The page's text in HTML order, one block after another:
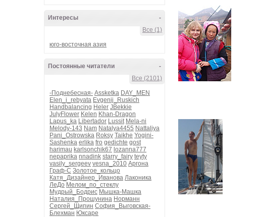
-
Интересы
Все (1)
юго-восточная азия
-
Постоянные читатели
Все (2101)
-Поднебесная- Assketka DAY_MEN
Elen_i_rebyata Evgenij_Ruskich
Handbalancing Heler JBekkie
JulyFlower Kelen Khan-Dragon
Lapus_ka Libertador Lussit Mela-ni
Melody-143 Nam Natalya4455 Nattaliya
Pani_Ostrowska Roksy Taikhe Yogini-
Sashenka erlika fro gedichte gost
harimau karlsonchik67 lozanna777
nepaprika nnadink starry_fairy teyty
vasily_sergeev vesna_2010 Аргона
Граф-С Золотое_кольцо
Катя_Дизайнер_Иванова Лаконика
ЛеДо Мелом_по_стеклу
Мудрый_Бодрис Мышка-Машка
Наталия_Прошунина Норманн
Сергей_Щипин София_Выговская-
Блехман Юксаре